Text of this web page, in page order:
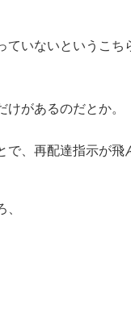
ていないというこち
があるのだとか。
、再配達指示が飛